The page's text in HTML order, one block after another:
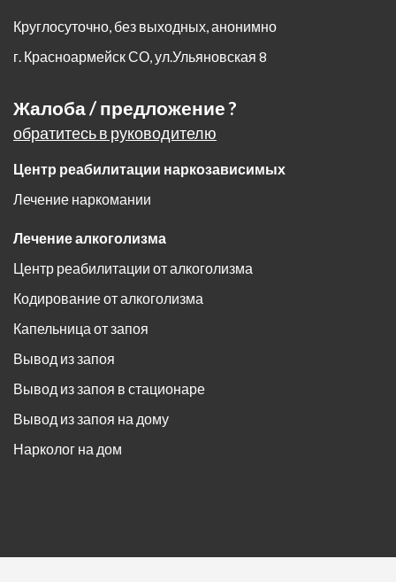
Круглосуточно, без выходных, анонимно
г. Красноармейск СО,ул.Ульяновская 8
Жалоба / предложение ?
обратитесь в руководителю
Центр реабилитации наркозависимых
Лечение наркомании
Лечение алкоголизма
Центр реабилитации от алкоголизма
Кодирование от алкоголизма
Капельница от запоя
Вывод из запоя
Вывод из запоя в стационаре
Вывод из запоя на дому
Нарколог на дом